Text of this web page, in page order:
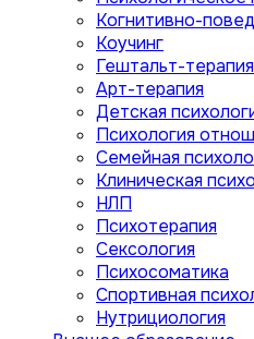
Когнитивно-
Коучинг
Гештальт-терапия
Арт-терапия
Детская
Психология
Семейная
Клиническая
НЛП
Психотерапия
Сексология
Психосоматика
Спортивная
Нутрициология